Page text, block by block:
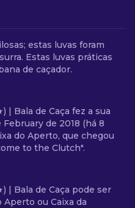
estas luvas foram
Estas luvas práticas
de caçador.
| Bala de Caça fez a sua
de 2018 (há 8
do Aperto, que chegou
to the Clutch".
| Bala de Caça pode ser
ou Caixa da